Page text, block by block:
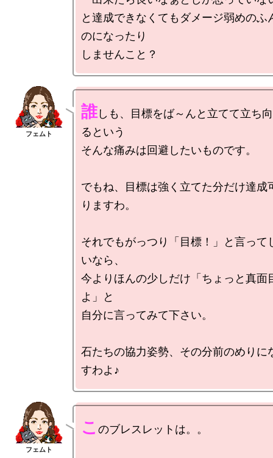
と達成できなくてもダメージ弱めのふ
のになったり
誰しも、目標をば～んと立てて立ち
るという
そんな痛みは回避したいものです。
でもね、目標は強く立てた分だけ達成
りますわ。
それでもがっつり「目標！」と言って
いなら、
今よりほんの少しだけ「ちょっと真面
よ」と
自分に言ってみて下さい。
石たちの協力姿勢、その分前のめりに
こ のブレスレットは。。